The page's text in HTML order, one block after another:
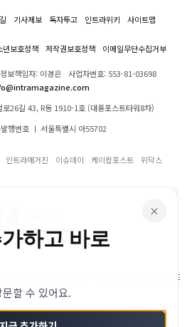
기사제보 독자투고 인트라위키 사이트맵
년보호정책 저작권보호정책 이메일무단수집거부
보책임자: 이경은
사업자번호: 553-81-03698
로26길 43, R동 1910-1호 (대륭포스트타워8차)
행번호 ㅣ 서울특별시 아55702
인트라매거진 이슈데이 케이팝포스트 위닥스
저작권법의 보호를 받으며, 무단 전재, 복사, 배포
등을 금합니다.
매거진. All Rights Reserved
×
하고 바로
할 수 있어요.